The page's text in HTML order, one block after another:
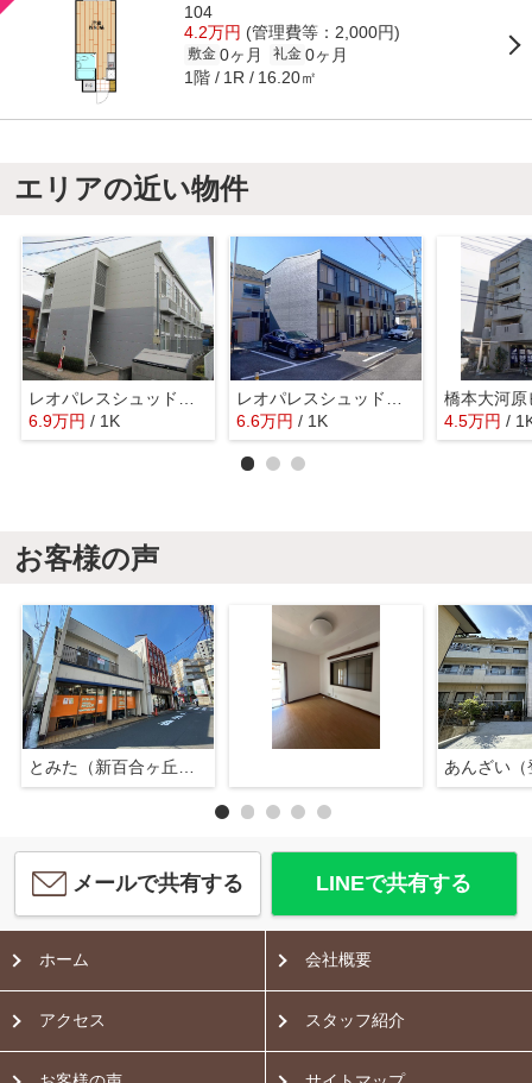
104
4.2万円 (管理費等：2,000円)
敷金 0ヶ月 礼金 0ヶ月
1階 1R 16.20㎡
エリアの近い物件
6.9万円 / 1K
6.6万円 / 1K
橋本大河原
4.5万円 /
お客様の声
あんざい（
メールで共有する LINEで共有する
ホーム 会社概要
アクセス スタッフ紹介